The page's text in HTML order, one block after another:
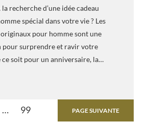
recherche d’une idée cadeau
spécial dans votre vie ? Les
pour homme sont une
pour surprendre et ravir votre
soit pour un anniversaire, la…
… 99 PAGE SUIVANTE